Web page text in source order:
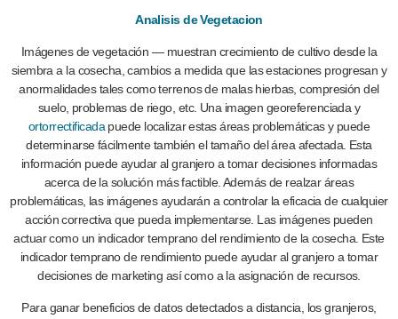
Analisis de Vegetacion
Imágenes de vegetación — muestran crecimiento de cultivo desde la
siembra a la cosecha, cambios a medida que las estaciones progresan y
anormalidades tales como terrenos de malas hierbas, compresión del
suelo, problemas de riego, etc. Una imagen georeferenciada y
ortorrectificada puede localizar estas áreas problemáticas y puede
determinarse fácilmente también el tamaño del área afectada. Esta
información puede ayudar al granjero a tomar decisiones informadas
acerca de la solución más factible. Además de realzar áreas
problemáticas, las imágenes ayudarán a controlar la eficacia de cualquier
acción correctiva que pueda implementarse. Las imágenes pueden
actuar como un indicador temprano del rendimiento de la cosecha. Este
indicador temprano de rendimiento puede ayudar al granjero a tomar
decisiones de marketing así como a la asignación de recursos.
Para ganar beneficios de datos detectados a distancia, los granjeros,